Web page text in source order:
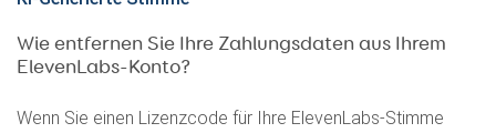
Wie entfernen Sie Ihre Zahlungsdaten aus Ihrem
ElevenLabs-Konto?
Wenn Sie einen Lizenzcode für Ihre ElevenLabs-Stimme